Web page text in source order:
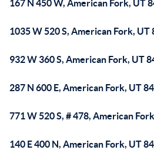
167 N 450 W, American Fork, UT
1035 W 520 S, American Fork, UT
932 W 360 S, American Fork, UT
287 N 600 E, American Fork, UT
771 W 520 S, # 478, American
140 E 400 N, American Fork, UT